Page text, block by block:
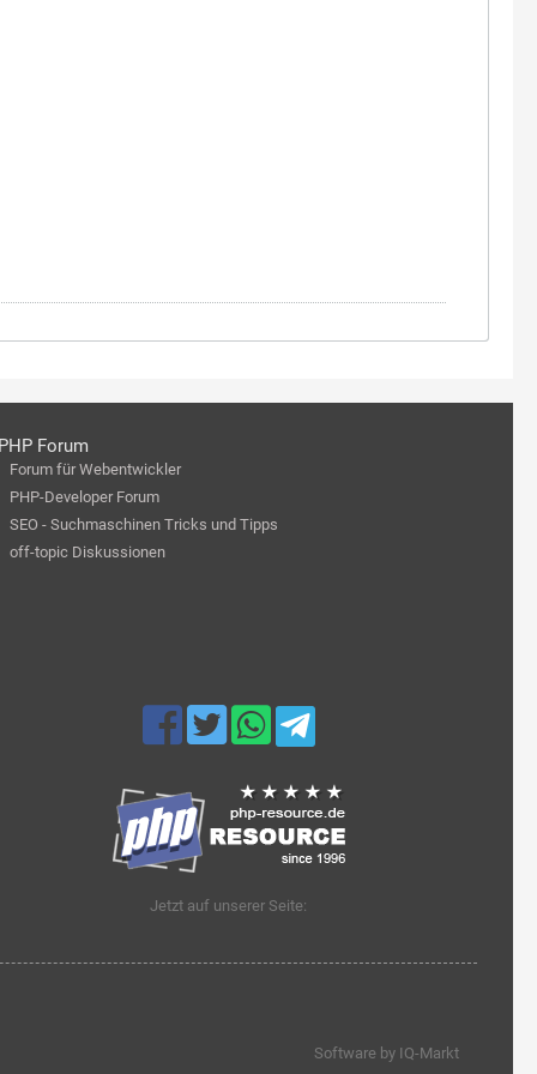
Forum
Forum für Webentwickler
PHP-Developer Forum
SEO - Suchmaschinen Tricks und Tipps
off-topic Diskussionen
Jetzt auf unserer Seite:
Software by IQ-Markt